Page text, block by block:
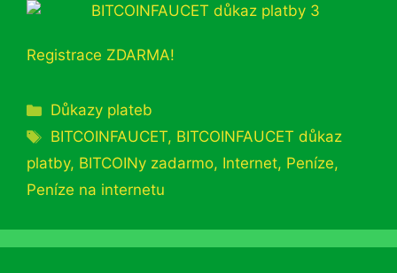
Registrace ZDARMA!
Rubriky
Důkazy plateb
Štítky
BITCOINFAUCET, BITCOINFAUCET důkaz
platby, BITCOINy zadarmo, Internet, Peníze,
Peníze na internetu